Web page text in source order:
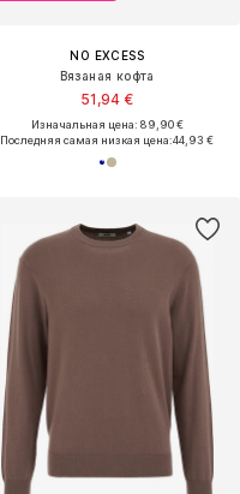
NO EXCESS
Вязаная кофта
51,94 €
Изначальная цена: 89,90 €
Последняя самая низкая цена:44,93 €